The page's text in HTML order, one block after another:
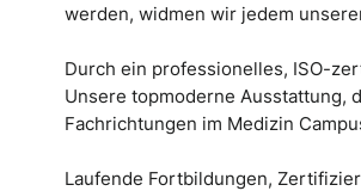
werden, widmen wir jedem
Durch ein professionelles, ISO-
Unsere topmoderne Ausstattung,
Fachrichtungen im Medizin
Laufende Fortbildungen,